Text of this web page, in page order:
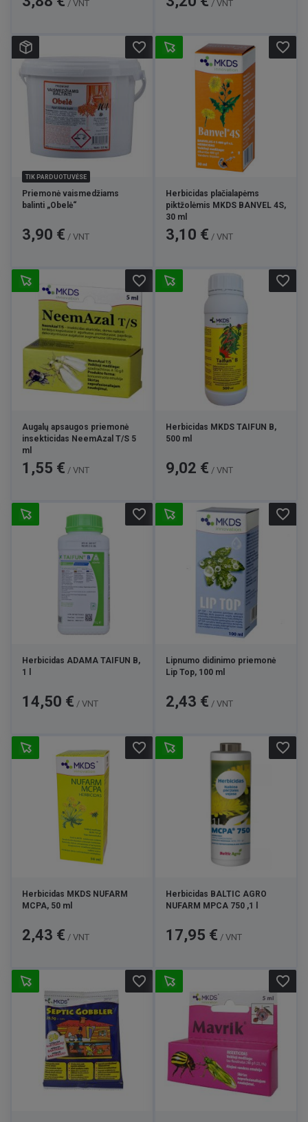
/ VNT / VNT
TIK PARDUOTUVĖSE
Priemonė vaismedžiams
balinti „Obelė“
Kaina
3,90 € / VNT
favorite_border
Herbicidas plačialapėms
piktžolėmis MKDS BANVEL 4S,
30 ml
Kaina
3,10 € / VNT
favorite_border
Augalų apsaugos priemonė
insekticidas NeemAzal T/S 5
ml
Kaina
1,55 € / VNT
favorite_border
Herbicidas MKDS TAIFUN B,
500 ml
Kaina
9,02 € / VNT
favorite_border
Herbicidas ADAMA TAIFUN B,
1 l
Kaina
14,50 € / VNT
favorite_border
Lipnumo didinimo priemonė
Lip Top, 100 ml
Kaina
2,43 € / VNT
favorite_border
Herbicidas MKDS NUFARM
MCPA, 50 ml
Kaina
2,43 € / VNT
favorite_border
Herbicidas BALTIC AGRO
NUFARM MPCA 750 ,1 l
Kaina
17,95 € / VNT
favorite_border
favorite_border favorite_border